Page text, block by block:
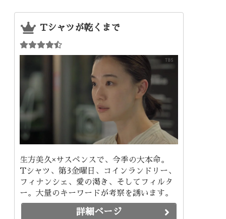
Tシャツが乾くまで
生方美久×サスペンスで、今季の大本命。
Tシャツ、第3金曜日、コインランドリー、
フィナンシェ、愛の渇き、そしてフィルタ
ー。大量のキーワードが考察を誘います。
詳細ページ